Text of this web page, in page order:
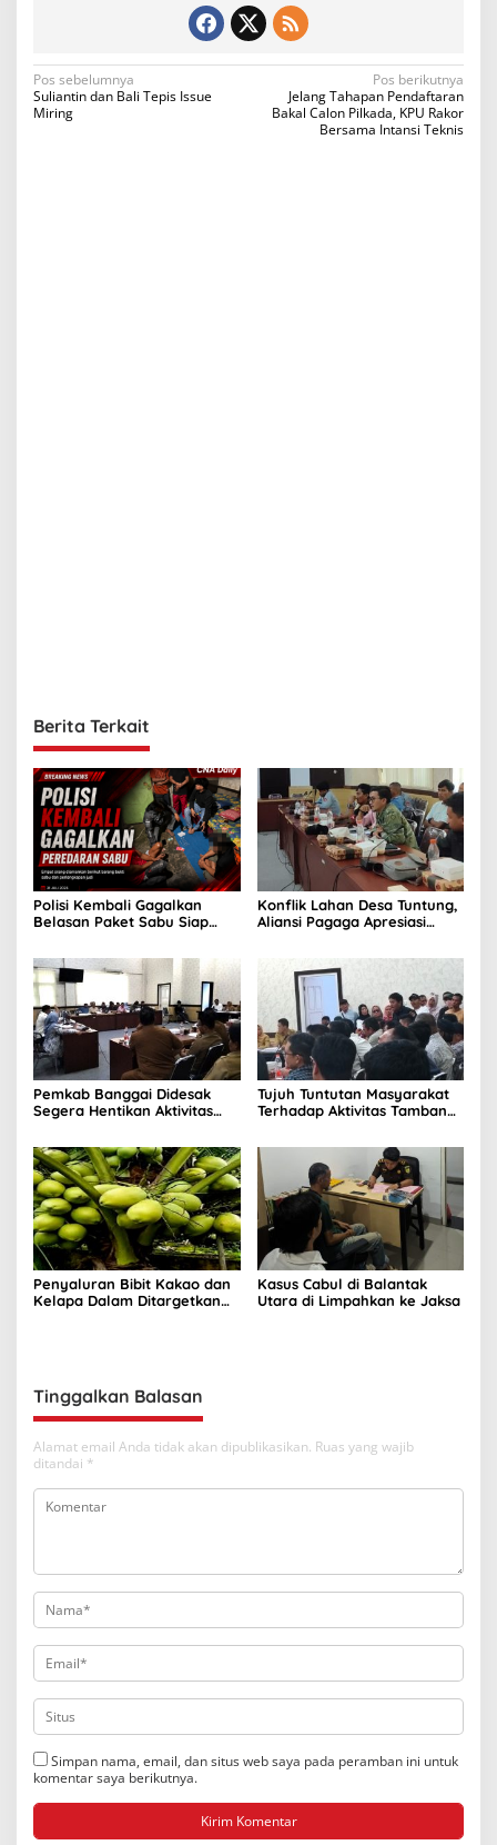
N
a
Pos sebelumnya
Suliantin dan Bali Tepis Issue
Miring
Pos berikutnya
Jelang Tahapan Pendaftaran
Bakal Calon Pilkada, KPU Rakor
Bersama Intansi Teknis
Berita Terkait
Polisi Kembali Gagalkan
Belasan Paket Sabu Siap
Konflik Lahan Desa Tuntung,
Aliansi Pagaga Apresiasi
Pemkab Banggai Didesak
Segera Hentikan Aktivitas
Tujuh Tuntutan Masyarakat
Terhadap Aktivitas Tambang
Penyaluran Bibit Kakao dan
Kelapa Dalam Ditargetkan
Kasus Cabul di Balantak
Utara di Limpahkan ke Jaksa
Tinggalkan Balasan
Alamat email Anda tidak akan dipublikasikan. Ruas yang wajib
ditandai *
Simpan nama, email, dan situs web saya pada peramban ini untuk
komentar saya berikutnya.